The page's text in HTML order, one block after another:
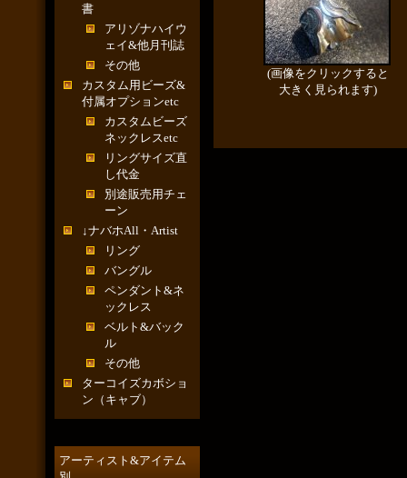
書
アリゾナハイウ
ェイ&他月刊誌
その他
カスタム用ビーズ&
付属オプションetc
カスタムビーズ
ネックレスetc
リングサイズ直
し代金
別途販売用チェ
ーン
↓ナバホAll・Artist
リング
バングル
ペンダント&ネ
ックレス
ベルト&バック
ル
その他
ターコイズカボショ
ン（キャブ）
アーティスト&アイテム
(画像をクリックすると
大きく見られます)